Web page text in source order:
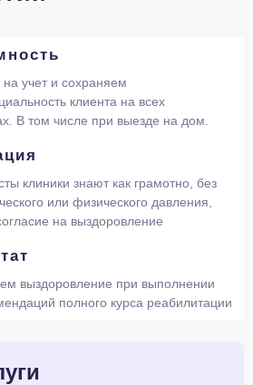
учет и сохраняем
клиента на всех
В том числе при выезде на дом.
клиники знают как грамотно, без
или физического давления,
на выздоровление
выздоровление при выполнении
полного курса реабилитации